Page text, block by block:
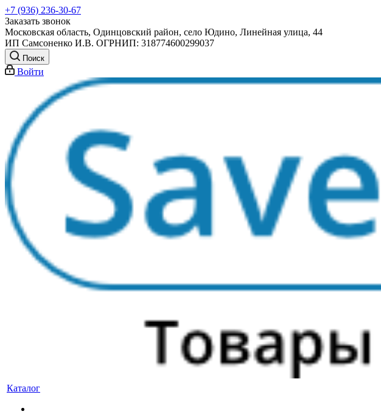
+7 (936) 236-30-67
Заказать звонок
Московская область, Одинцовский район, село Юдино, Линейная улица, 44
ИП Самсоненко И.В. ОГРНИП: 318774600299037
Поиск
Войти
Каталог